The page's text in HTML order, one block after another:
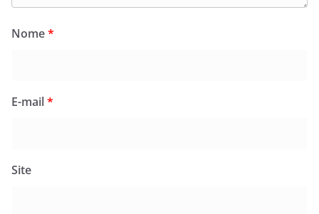
Nome*
E-mail*
Site